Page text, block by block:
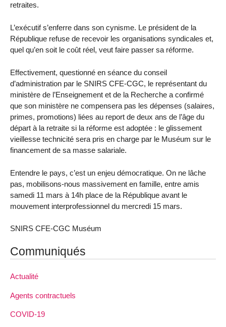
retraites.
L’exécutif s’enferre dans son cynisme. Le président de la
République refuse de recevoir les organisations syndicales et,
quel qu’en soit le coût réel, veut faire passer sa réforme.
Effectivement, questionné en séance du conseil
d’administration par le SNIRS CFE-CGC, le représentant du
ministère de l’Enseignement et de la Recherche a confirmé
que son ministère ne compensera pas les dépenses (salaires,
primes, promotions) liées au report de deux ans de l’âge du
départ à la retraite si la réforme est adoptée : le glissement
vieillesse technicité sera pris en charge par le Muséum sur le
financement de sa masse salariale.
Entendre le pays, c’est un enjeu démocratique. On ne lâche
pas, mobilisons-nous massivement en famille, entre amis
samedi 11 mars à 14h place de la République avant le
mouvement interprofessionnel du mercredi 15 mars.
SNIRS CFE-CGC Muséum
Communiqués
Actualité
Agents contractuels
COVID-19